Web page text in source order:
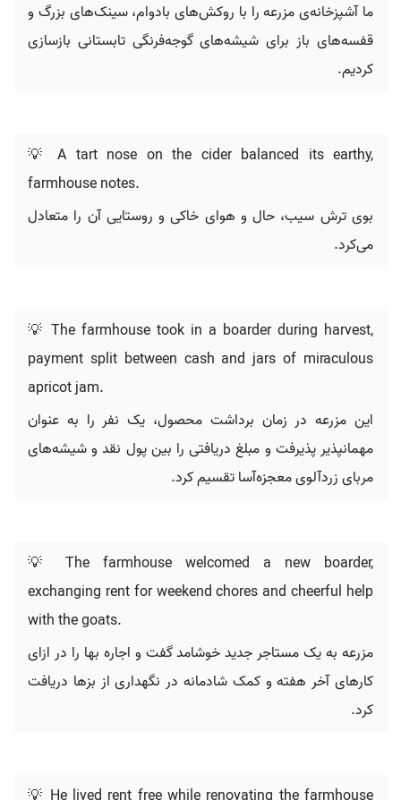
ما آشپزخانه‌ی مزرعه را با روکش‌های بادوام، سینک‌های بزرگ و
قفسه‌های باز برای شیشه‌های گوجه‌فرنگی تابستانی بازسازی
کردیم.
💡 A tart nose on the cider balanced its earthy,
farmhouse notes.
بوی ترش سیب، حال و هوای خاکی و روستایی آن را متعادل
می‌کرد.
💡 The farmhouse took in a boarder during harvest,
payment split between cash and jars of miraculous
apricot jam.
این مزرعه در زمان برداشت محصول، یک نفر را به عنوان
مهمانپذیر پذیرفت و مبلغ دریافتی را بین پول نقد و شیشه‌های
مربای زردآلوی معجزه‌آسا تقسیم کرد.
💡 The farmhouse welcomed a new boarder,
exchanging rent for weekend chores and cheerful help
with the goats.
مزرعه به یک مستاجر جدید خوشامد گفت و اجاره بها را در ازای
کارهای آخر هفته و کمک شادمانه در نگهداری از بزها دریافت
کرد.